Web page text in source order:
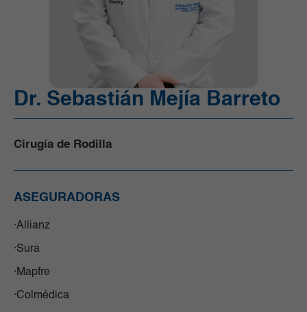
Vacunación
Dr. Sebastián Mejía Barreto
Cirugía de Rodilla
ASEGURADORAS
Allianz
Sura
Mapfre
Colmédica